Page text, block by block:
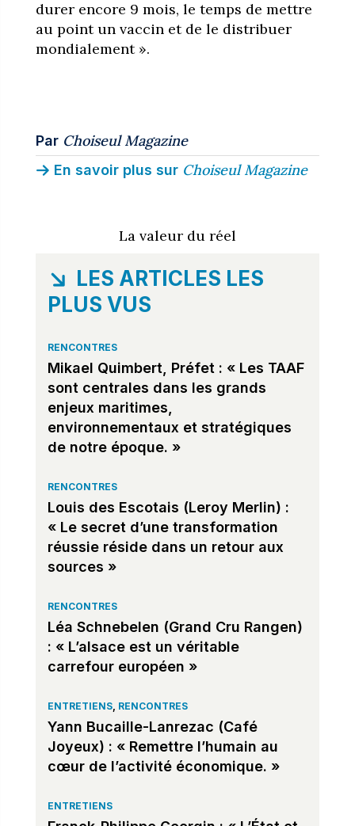
durer encore 9 mois, le temps de mettre
au point un vaccin et de le distribuer
mondialement ».
Par Choiseul Magazine
En savoir plus sur Choiseul Magazine
La valeur du réel
LES ARTICLES LES
PLUS VUS
RENCONTRES
Mikael Quimbert, Préfet : « Les TAAF
sont centrales dans les grands
enjeux maritimes,
environnementaux et stratégiques
de notre époque. »
RENCONTRES
Louis des Escotais (Leroy Merlin) :
« Le secret d’une transformation
réussie réside dans un retour aux
sources »
RENCONTRES
Léa Schnebelen (Grand Cru Rangen)
: « L’alsace est un véritable
carrefour européen »
ENTRETIENS, RENCONTRES
Yann Bucaille-Lanrezac (Café
Joyeux) : « Remettre l’humain au
cœur de l’activité économique. »
ENTRETIENS